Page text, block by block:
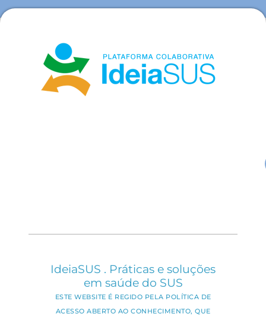
IdeiaSUS . Práticas e soluções
em saúde do SUS
ESTE WEBSITE É REGIDO PELA POLÍTICA DE
ACESSO ABERTO AO CONHECIMENTO, QUE